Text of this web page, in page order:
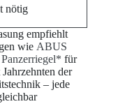
nötig
empfiehlt
wie ABUS
für
der
– jede